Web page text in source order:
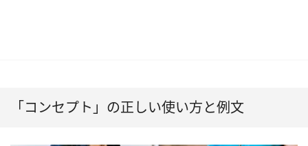
「コンセプト」の正しい使い方と例文